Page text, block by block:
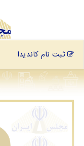
ثبت نام کاندیدا